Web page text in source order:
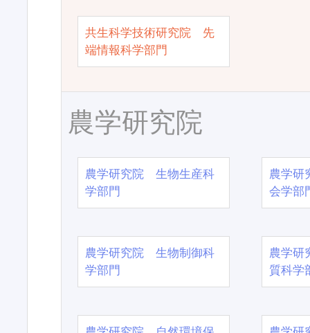
共生科学技術研究院 先
端情報科学部門
農学研究院
農学研究院 生物生産科
学部門
農学
会学部
農学研究院 生物制御科
学部門
農学
質科学